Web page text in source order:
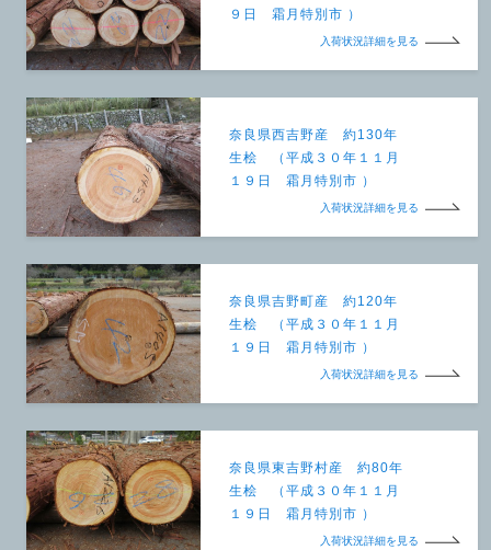
９日 霜月特別市 ）
入荷状況詳細を見る
奈良県西吉野産 約130年
生桧 （平成３０年１１月
１９日 霜月特別市 ）
入荷状況詳細を見る
奈良県吉野町産 約120年
生桧 （平成３０年１１月
１９日 霜月特別市 ）
入荷状況詳細を見る
奈良県東吉野村産 約80年
生桧 （平成３０年１１月
１９日 霜月特別市 ）
入荷状況詳細を見る